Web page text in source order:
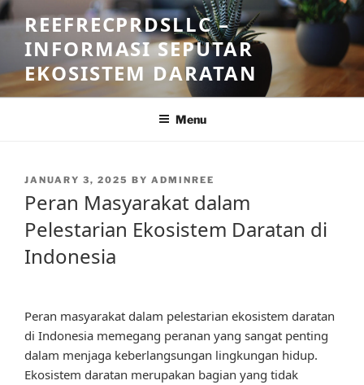
Skip
to
content
REEFRECPRDSLLC –
INFORMASI SEPUTAR
EKOSISTEM DARATAN
Menu
POSTED
JANUARY 3, 2025 BY ADMINREE
Peran Masyarakat dalam
Pelestarian Ekosistem Daratan di
Indonesia
Peran masyarakat dalam pelestarian ekosistem daratan
di Indonesia memegang peranan yang sangat penting
dalam menjaga keberlangsungan lingkungan hidup.
Ekosistem daratan merupakan bagian yang tidak